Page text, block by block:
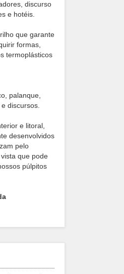
discurso
e hotéis.
que garante
formas,
termoplásticos
palanque,
discursos.
e litoral,
desenvolvidos
pelo
que pode
púlpitos